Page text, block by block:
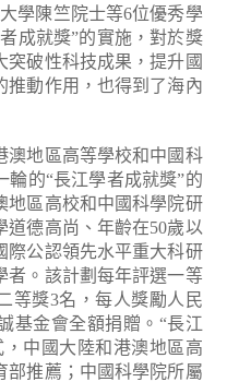
學陳竺院士等6位優秀學
成就獎”的實施，對於獎
破性科技成果，提升國
推動作用，也得到了海內
澳地區高等學校和中國科
的“長江學者成就獎”的
地區高校和中國科學院研
道德高尚、年齡在50歲以
際公認領先水平重大科研
者。該計劃每年評選一等
等獎3名，每人獎勵人民
基金會全額捐贈。“長江
中國大陸和港澳地區高
部推薦；中國科學院所屬